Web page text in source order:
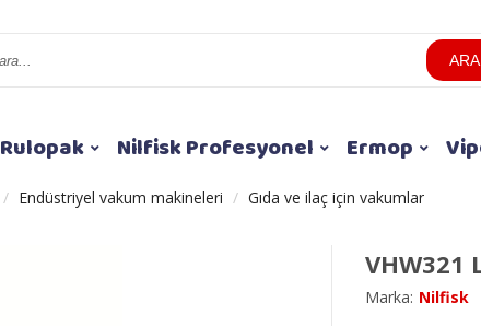
ARA
Rulopak Nilfisk Profesyonel Ermop
Endüstriyel vakum makineleri Gıda ve ilaç için vakumlar
VHW321
Marka: Nilfisk